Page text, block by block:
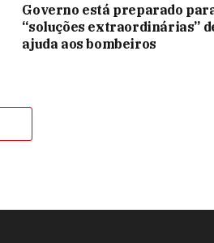
Governo está preparado
“soluções extraordinárias”
ajuda aos bombeiros